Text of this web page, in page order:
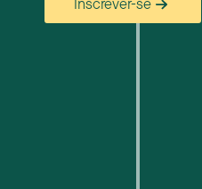
Inscrever-se